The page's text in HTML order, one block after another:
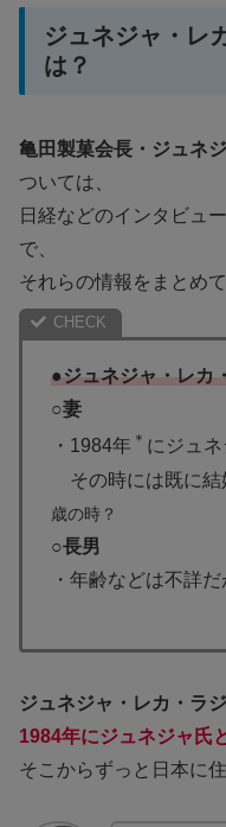
ジュネジャ・レ
は？
亀田製菓会長・ジュネ
ついては、
日経などのインタビュ
で、
それらの情報をまとめて
●ジュネジャ・レカ
○妻
・1984年 ＊ にジュ
その時には既に結
歳の時？
○長男
・年齢などは不詳
ジュネジャ・レカ・ラ
1984年にジュネジャ氏
そこからずっと日本に